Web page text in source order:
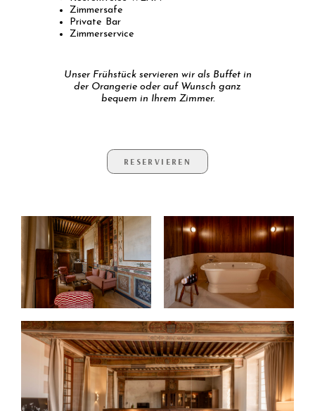
Zimmersafe
Private Bar
Zimmerservice
Unser Frühstück servieren wir als Buffet in
der Orangerie oder auf Wunsch ganz
bequem in Ihrem Zimmer.
RESERVIEREN